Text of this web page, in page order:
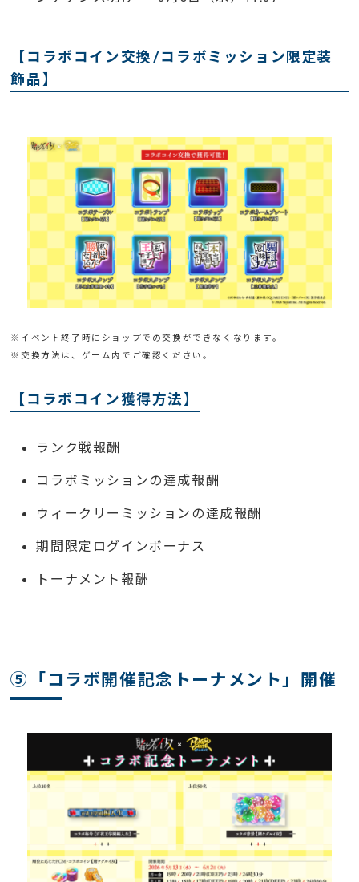
【コラボコイン交換/コラボミッション限定装
飾品】
※イベント終了時にショップでの交換ができなくなります。
※交換方法は、ゲーム内でご確認ください。
【コラボコイン獲得方法】
ランク戦報酬
コラボミッションの達成報酬
ウィークリーミッションの達成報酬
期間限定ログインボーナス
トーナメント報酬
⑤「コラボ開催記念トーナメント」開催